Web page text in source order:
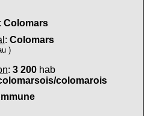
Colomars
: Colomars
)
: 3 200hab
colomarois